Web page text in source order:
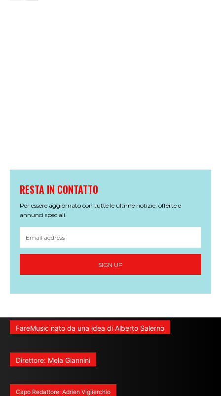
RESTA IN CONTATTO
Per essere aggiornato con tutte le ultime notizie, offerte e
annunci speciali.
SIGN UP
FareMusic nato da una idea di Alberto Salerno
Direttore: Mela Giannini
Capo Redattore: Adrien Viglierchio